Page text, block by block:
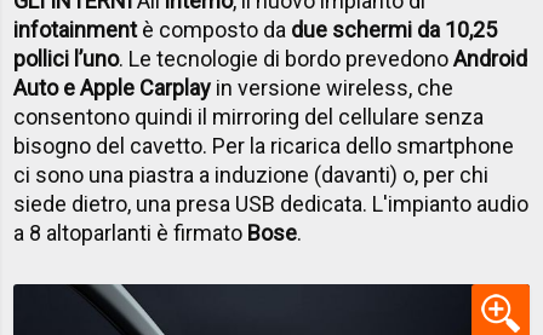
infotainmentè composto da due schermi da 10,25
pollici l’uno. Le tecnologie di bordo prevedonoAndroid
Auto e Apple Carplay in versione wireless, che
consentono quindi il mirroring del cellulare senza
bisogno del cavetto. Per la ricarica dello smartphone
ci sono una piastra a induzione (davanti) o, per chi
siede dietro, una presa USB dedicata. L'impianto audio
a 8 altoparlanti è firmato Bose.